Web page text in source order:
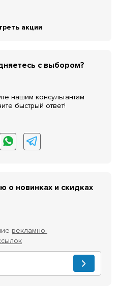
акции
с выбором?
нашим консультантам
быстрый ответ!
о новинках и скидках
рекламно-